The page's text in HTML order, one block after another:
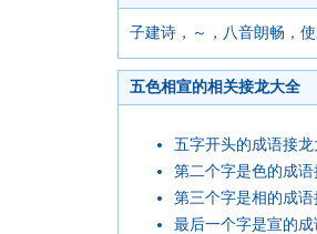
子建诗，～，八音朗畅，
五色相宣的相关接龙大全
五字开头的成语接龙
第二个字是色的成
第三个字是相的成
最后一个字是宣的